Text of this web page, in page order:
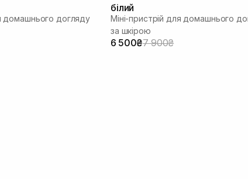
домашнього догляду
білий
Міні-пристрій для домашнього
за шкірою
6 500₴7 900₴